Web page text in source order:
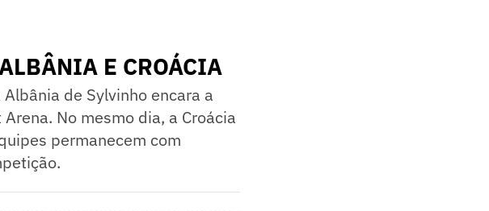
E CROÁCIA
de Sylvinho encara a
No mesmo dia, a Croácia
permanecem com